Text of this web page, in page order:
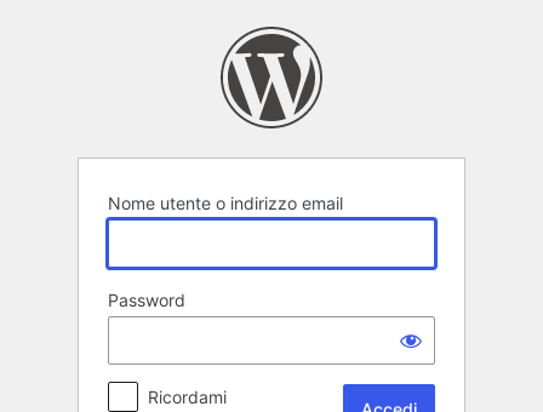
Nome utente o indirizzo email
Password
Ricordami